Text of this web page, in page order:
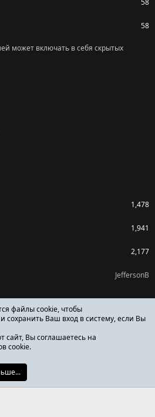
58
58
может включать в себя скрытых
1,478
1,941
2,177
JeffersonB
файлы cookie, чтобы
сохранить Ваш вход в систему, если Вы
сайт, Вы соглашаетесь на
cookie.